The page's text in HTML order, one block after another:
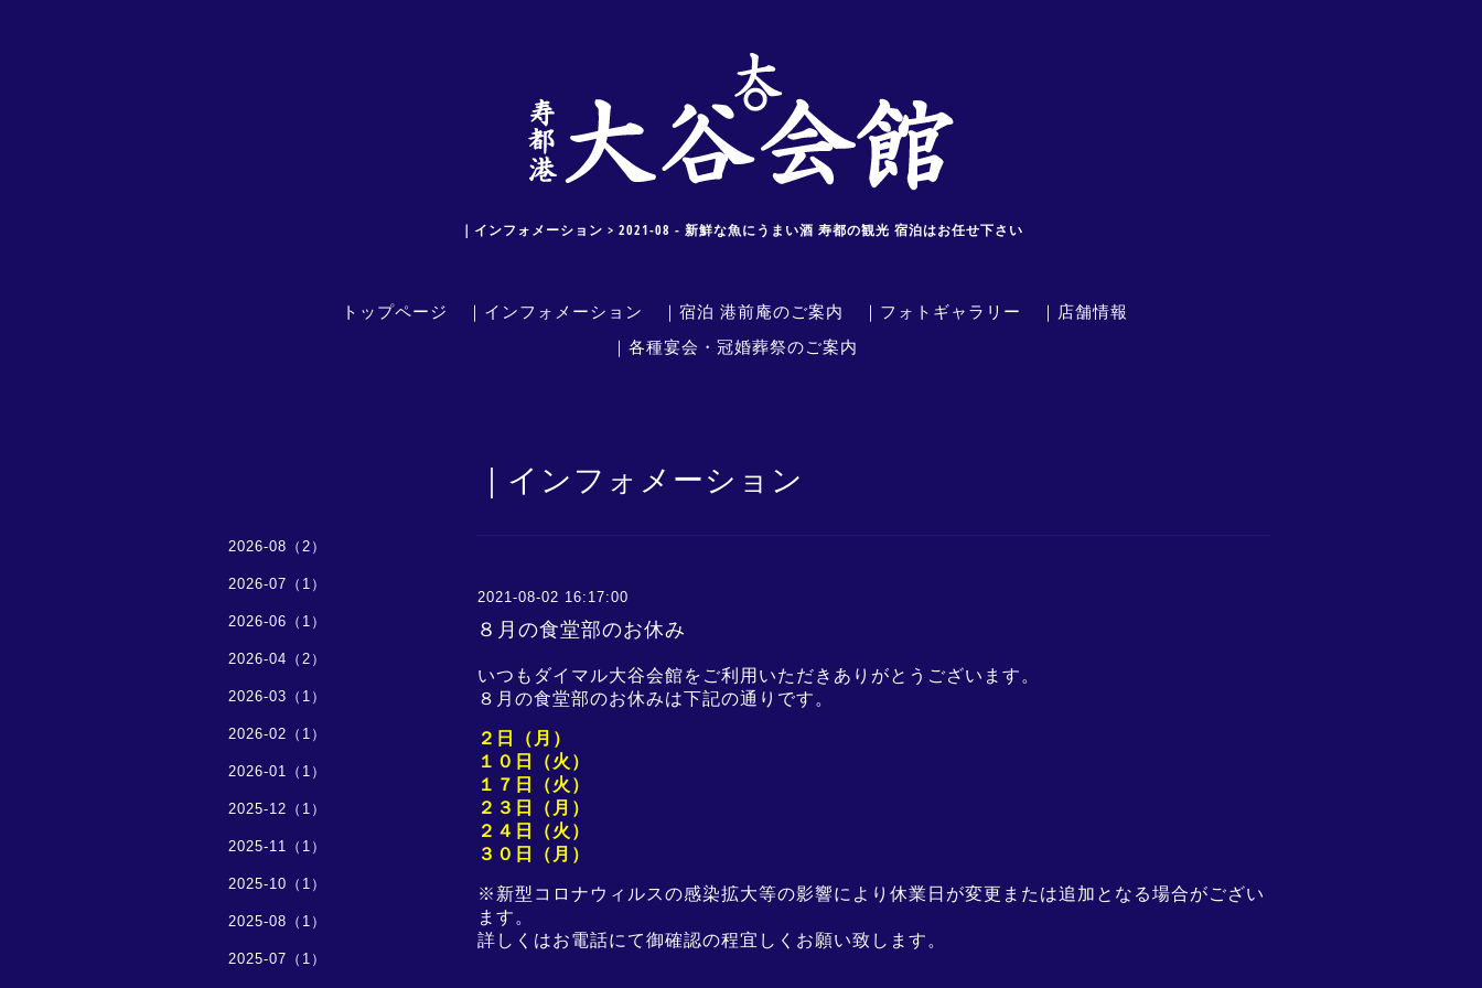
｜インフォメーション > 2021-08 - 新鮮な魚にうまい酒 寿都の観光 宿泊はお任せ下さい
トップページ ｜インフォメーション ｜宿泊 港前庵のご案内 ｜フォトギャラリー
｜店舗情報
｜各種宴会・冠婚葬祭のご案内
｜インフォメーション
2021-08-02 16:17:00
８月の食堂部のお休み
いつもダイマル大谷会館をご利用いただきありがとうございます。
８月の食堂部のお休みは下記の通りです。
２日（月 ）
１０日
（火）
１７日（火）
２３日（ 月 ）
２４日（火 ）
３０日（ 月 ）
※新型コロナウィルスの感染拡大等の影響により休業日が変更または追加となる場合がござい
ます。
詳しくはお電話にて御確認の程宜しく お願い致します。
2026-08（2）
2026-07（1）
2026-06（1）
2026-04（2）
2026-03（1）
2026-02（1）
2026-01（1）
2025-12（1）
2025-11（1）
2025-10（1）
2025-08（1）
2025-07（1）